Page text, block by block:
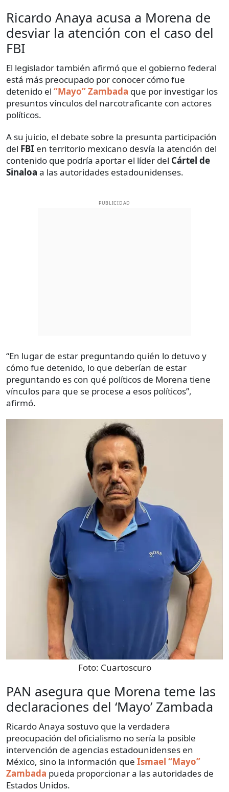
Ricardo Anaya acusa a Morena de
desviar la atención con el caso del
FBI
El legislador también afirmó que el gobierno federal
está más preocupado por conocer cómo fue
detenido el “Mayo” Zambada que por investigar los
presuntos vínculos del narcotraficante con actores
políticos.
A su juicio, el debate sobre la presunta participación
del FBI en territorio mexicano desvía la atención del
contenido que podría aportar el líder del Cártel de
Sinaloa a las autoridades estadounidenses.
PUBLICIDAD
“En lugar de estar preguntando quién lo detuvo y
cómo fue detenido, lo que deberían de estar
preguntando es con qué políticos de Morena tiene
vínculos para que se procese a esos políticos”,
afirmó.
Foto: Cuartoscuro
PAN asegura que Morena teme las
declaraciones del ‘Mayo’ Zambada
Ricardo Anaya sostuvo que la verdadera
preocupación del oficialismo no sería la posible
intervención de agencias estadounidenses en
México, sino la información que Ismael “Mayo”
Zambada pueda proporcionar a las autoridades de
Estados Unidos.